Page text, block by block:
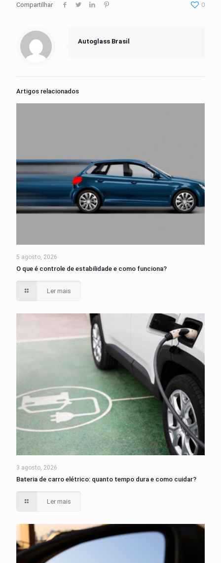
Compartilhar 0
Autoglass Brasil
Artigos relacionados
5 agosto, 2026
O que é controle de estabilidade e como funciona?
Ler mais
3 agosto, 2026
Bateria de carro elétrico: quanto tempo dura e como cuidar?
Ler mais